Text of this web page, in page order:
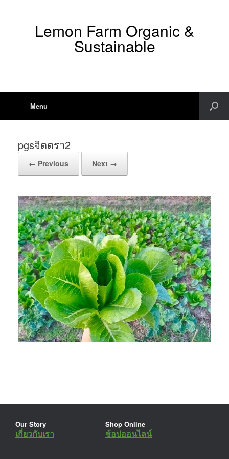
Lemon Farm Organic &
Sustainable
Menu
pgsจิตตรา2
← Previous Next →
Our Story
เกี่ยวกับเรา
Shop Online
ช้อปออนไลน์